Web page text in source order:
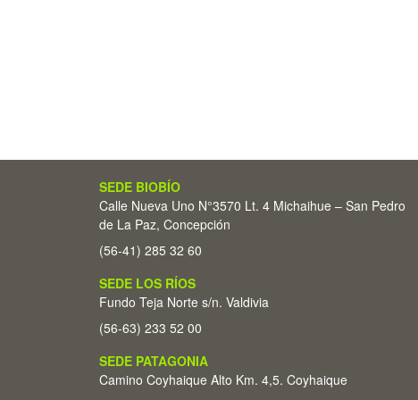
SEDE BIOBÍO
Calle Nueva Uno N°3570 Lt. 4 Michaihue – San Pedro
de La Paz, Concepción
(56-41) 285 32 60
SEDE LOS RÍOS
Fundo Teja Norte s/n. Valdivia
(56-63) 233 52 00
SEDE PATAGONIA
Camino Coyhaique Alto Km. 4,5. Coyhaique